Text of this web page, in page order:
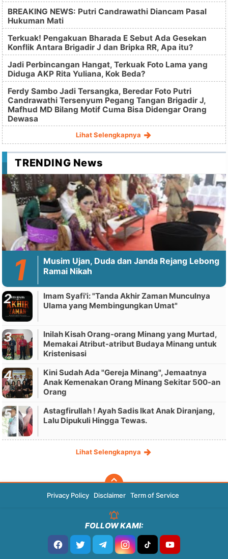
BREAKING NEWS: Putri Candrawathi Diancam Pasal
Hukuman Mati
Terkuak! Pengakuan Bharada E Sebut Ada Gesekan
Konflik Antara Brigadir J dan Bripka RR, Apa itu?
Jadi Perbincangan Hangat, Terkuak Foto Lama yang
Diduga AKP Rita Yuliana, Kok Beda?
Ferdy Sambo Jadi Tersangka, Beredar Foto Putri
Candrawathi Tersenyum Pegang Tangan Brigadir J,
Mafhud MD Bilang Motif Cuma Bisa Didengar Orang
Dewasa
Lihat Selengkapnya
TRENDING News
Musim Ujan, Duda dan Janda Rejang Lebong
Ramai Nikah
Imam Syafi'i: "Tanda Akhir Zaman Munculnya
Ulama yang Membingungkan Umat"
Inilah Kisah Orang-orang Minang yang Murtad,
Memakai Atribut-atribut Budaya Minang untuk
Kristenisasi
Kini Sudah Ada "Gereja Minang", Jemaatnya
Anak Kemenakan Orang Minang Sekitar 500-an
Orang
Astagfirullah ! Ayah Sadis Ikat Anak Diranjang,
Lalu Dipukuli Hingga Tewas.
Lihat Selengkapnya
Privacy Policy Disclaimer Term of Service
FOLLOW KAMI: